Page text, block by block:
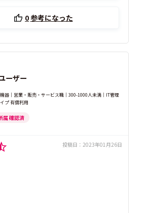
0参考になった
ーザー
器｜営業・販売・サービス職｜300-1000人未満｜IT管理
プ 有償利用
属 確認済
投稿日： 2023年01月26日